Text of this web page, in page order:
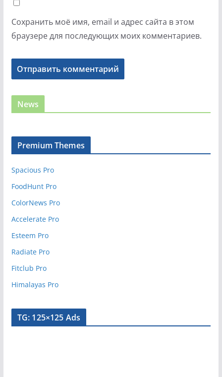
Сохранить моё имя, email и адрес сайта в этом
браузере для последующих моих комментариев.
News
Premium Themes
Spacious Pro
FoodHunt Pro
ColorNews Pro
Accelerate Pro
Esteem Pro
Radiate Pro
Fitclub Pro
Himalayas Pro
TG: 125×125 Ads